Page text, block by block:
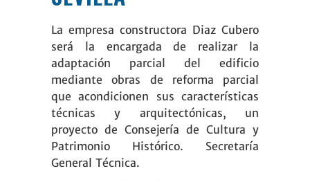
La empresa constructora Diaz Cubero
será la encargada de realizar la
adaptación parcial del edificio
mediante obras de reforma parcial
que acondicionen sus características
técnicas y arquitectónicas, un
proyecto de Consejería de Cultura y
Patrimonio Histórico. Secretaría
General Técnica.